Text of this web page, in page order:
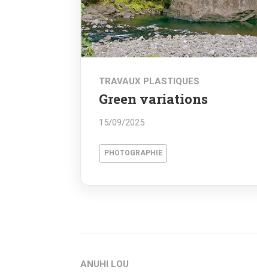
TRAVAUX PLASTIQUES
Green variations
15/09/2025
PHOTOGRAPHIE
ANUHI LOU